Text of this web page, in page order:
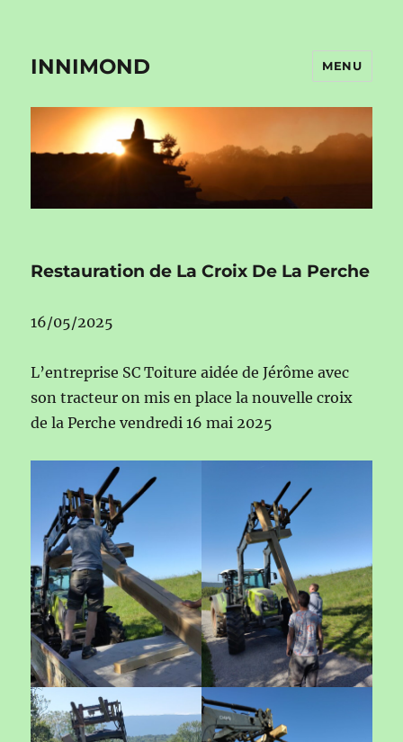
INNIMOND MENU
Restauration de La Croix De La Perche
16/05/2025
L’entreprise SC Toiture aidée de Jérôme avec
son tracteur on mis en place la nouvelle croix
de la Perche vendredi 16 mai 2025